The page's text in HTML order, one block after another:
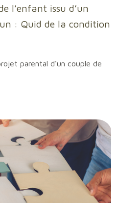
l’enfant issu d’un
: Quid de la condition
parental d'un couple de